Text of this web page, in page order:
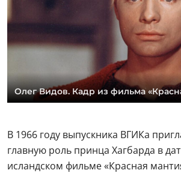
Олег Видов. Кадр из фильма
В 1966 году выпускника ВГИКа
главную роль принца Хагбарда в
исландском фильме «Красная